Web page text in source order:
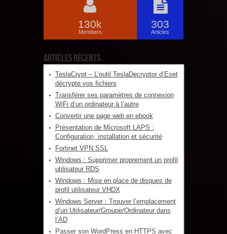
130k
Members
303
Articles
Articles récents
TeslaCrypt – L’outil TeslaDecryptor d’Eset
décrypte vos fichiers
Transférer ses paramètres de connexion
WiFi d’un ordinateur à l’autre
Convertir une page web en ebook
Présentation de Microsoft LAPS :
Configuration, installation et sécurité
Fortinet VPN SSL
Windows : Supprimer proprement un profil
utilisateur RDS
Windows : Mise en place de disques de
profil utilisateur VHDX
Windows Server : Trouver l’emplacement
d’un Utilisateur/Groupe/Ordinateur dans
l’AD
Passer son WordPress en HTTPS avec